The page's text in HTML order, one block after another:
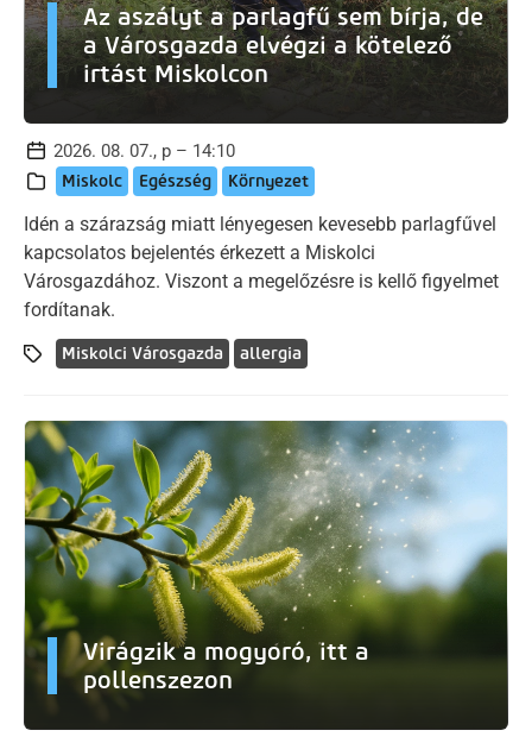
Az aszályt a parlagfű sem bírja, de
a Városgazda elvégzi a kötelező
irtást Miskolcon
2026. 08. 07., p – 14:10
Miskolc Egészség Környezet
Idén a szárazság miatt lényegesen kevesebb parlagfűvel
kapcsolatos bejelentés érkezett a Miskolci
Városgazdához. Viszont a megelőzésre is kellő figyelmet
fordítanak.
Miskolci Városgazda allergia
Virágzik a mogyoró, itt a
pollenszezon